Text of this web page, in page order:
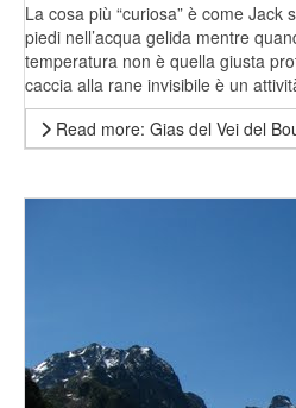
La cosa più “curiosa” è come Jack
piedi nell’acqua gelida mentre
temperatura non è quella giusta
caccia alla rane invisibile è un
Read more: Gias del Vei del